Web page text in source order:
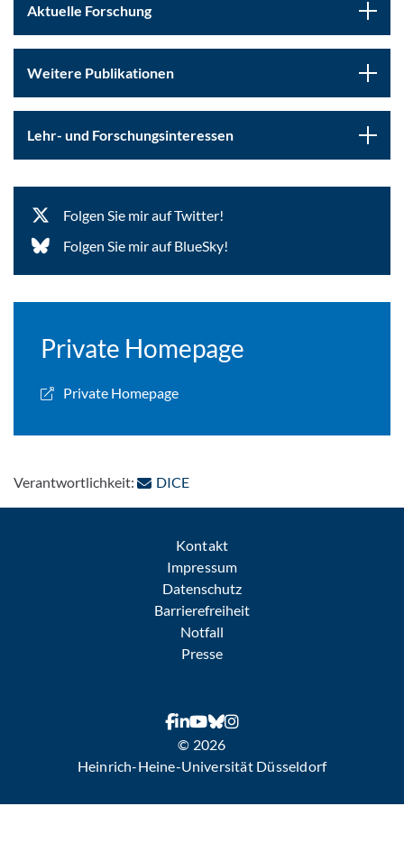
Aktuelle Forschung
Weitere Publikationen
Lehr- und Forschungsinteressen
Folgen Sie mir auf Twitter!
Folgen Sie mir auf BlueSky!
Private Homepage
Private Homepage
Verantwortlichkeit: DICE: Per E-Mail kontaktieren
Kontakt
Impressum
Datenschutz
Barrierefreiheit
Notfall
Presse
© 2026
Heinrich-Heine-Universität Düsseldorf